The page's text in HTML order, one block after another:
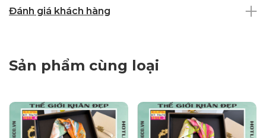
Đánh giá khách hàng
Sản phẩm cùng loại